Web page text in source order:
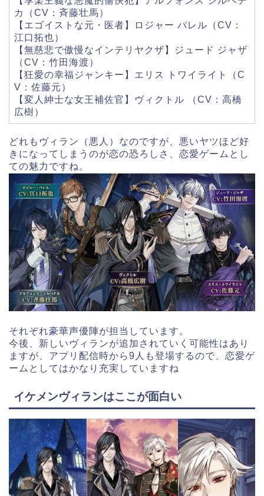
カ（CV：斉藤壮馬）
【エゴイストな元・医者】ロジャー バレル（CV：
江口拓也）
【無慈悲で傲慢なインテリヤクザ】ジュード ジャザ
（CV：竹田海渡）
【狂愛の幸福ジャンキー】エリス トワイライト（C
V：佐藤元）
【変人紳士な女王補佐官】ヴィクトル （CV：高橋
広樹）
どれもヴィラン（悪人）なのですが、悪いヤツほど好
きになってしまうのが恋の恐ろしさ、恋愛ゲームとし
ての魅力ですね。
それぞれ豪華声優陣が担当しています。
今後、新しいヴィランが追加されていく可能性はあり
ますが、アプリ配信時から9人も登場するので、恋愛ゲ
ームとしてはかなり充実していますね
イケメンヴィランはここが面白い